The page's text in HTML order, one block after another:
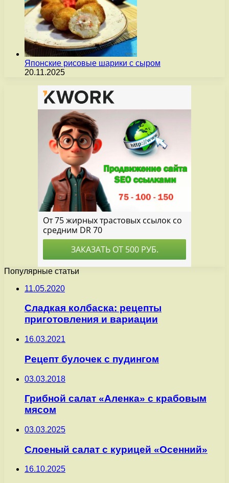
Японские рисовые шарики с сыром
20.11.2025
Популярные статьи
11.05.2020
Сладкая колбаска: рецепты
приготовления и вариации
16.03.2021
Рецепт булочек с пудингом
03.03.2018
Грибной салат «Аленка» с крабовым
мясом
03.03.2025
Слоеный салат с курицей «Осенний»
16.10.2025